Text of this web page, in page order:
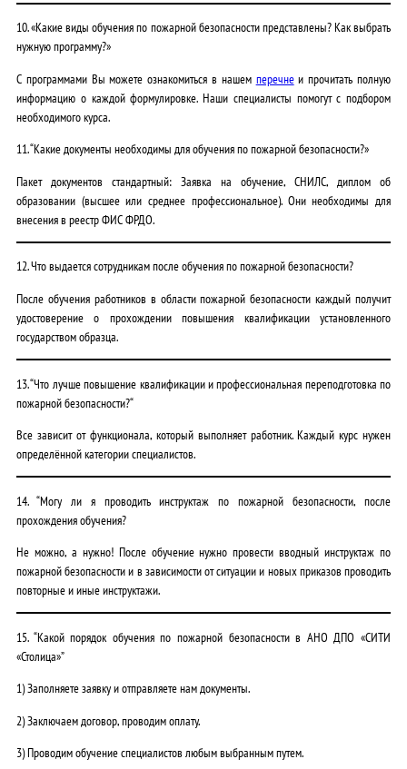
10. «Какие виды обучения по пожарной безопасности представлены? Как выбрать
нужную программу?»
С программами Вы можете ознакомиться в нашем перечнеи прочитать полную
информацию о каждой формулировке. Наши специалисты помогут с подбором
необходимого курса.
11. “Какие документы необходимы для обучения по пожарной безопасности?»
Пакет документов стандартный: Заявка на обучение, СНИЛС, диплом об
образовании (высшее или среднее профессиональное). Они необходимы для
внесения в реестр ФИС ФРДО.
12. Что выдается сотрудникам после обучения по пожарной безопасности?
После обучения работников в области пожарной безопасности каждый получит
удостоверение о прохождении повышения квалификации установленного
государством образца.
13. “Что лучше повышение квалификации и профессиональная переподготовка по
пожарной безопасности?“
Все зависит от функционала, который выполняет работник. Каждый курс нужен
определённой категории специалистов.
14. “Могу ли я проводить инструктаж по пожарной безопасности, после
прохождения обучения?
Не можно, а нужно! После обучение нужно провести вводный инструктаж по
пожарной безопасности и в зависимости от ситуации и новых приказов проводить
повторные и иные инструктажи.
15. “Какой порядок обучения по пожарной безопасности в АНО ДПО «СИТИ
«Столица»”
1) Заполняете заявку и отправляете нам документы.
2) Заключаем договор, проводим оплату.
3) Проводим обучение специалистов любым выбранным путем.